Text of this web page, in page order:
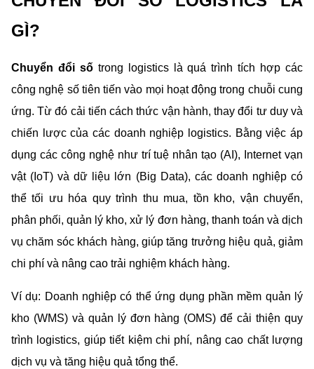
GÌ?
Chuyển đổi số trong logistics là quá trình tích hợp các
công nghệ số tiên tiến vào mọi hoạt động trong chuỗi cung
ứng. Từ đó cải tiến cách thức vận hành, thay đổi tư duy và
chiến lược của các doanh nghiệp logistics. Bằng việc áp
dụng các công nghệ như trí tuệ nhân tạo (AI), Internet vạn
vật (IoT) và dữ liệu lớn (Big Data), các doanh nghiệp có
thể tối ưu hóa quy trình thu mua, tồn kho, vận chuyển,
phân phối, quản lý kho, xử lý đơn hàng, thanh toán và dịch
vụ chăm sóc khách hàng, giúp tăng trưởng hiệu quả, giảm
chi phí và nâng cao trải nghiệm khách hàng.
Ví dụ: Doanh nghiệp có thể ứng dụng phần mềm quản lý
kho (WMS) và quản lý đơn hàng (OMS) để cải thiện quy
trình logistics, giúp tiết kiệm chi phí, nâng cao chất lượng
dịch vụ và tăng hiệu quả tổng thể.